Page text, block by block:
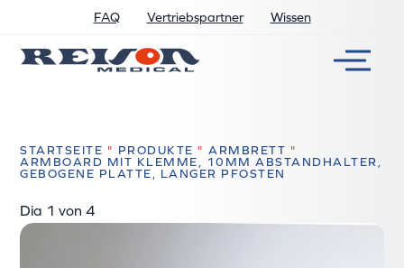
FAQ Vertriebspartner Wissen
STARTSEITE " PRODUKTE "ARMBRETT "
ARMBOARD MIT KLEMME, 10MM ABSTANDHALTER,
GEBOGENE PLATTE, LANGER PFOSTEN
Dia 2 von 4